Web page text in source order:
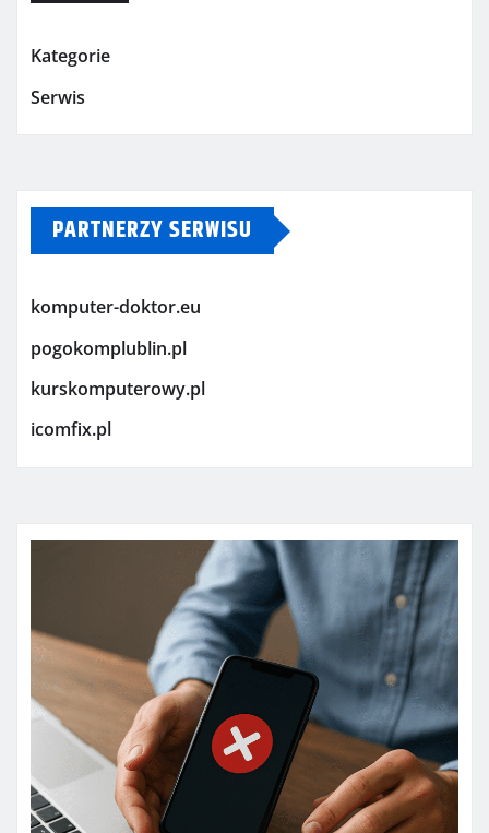
Kategorie
Serwis
PARTNERZY SERWISU
komputer-doktor.eu
pogokomplublin.pl
kurskomputerowy.pl
icomfix.pl